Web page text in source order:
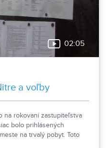
02:05
a voľby
na rokovaní zastupiteľstva
bolo prihlásených
na trvalý pobyt. Toto